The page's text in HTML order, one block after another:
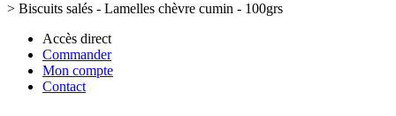
> Biscuits salés - Lamelles chèvre cumin - 100grs
Accès direct
Commander
Mon compte
Contact